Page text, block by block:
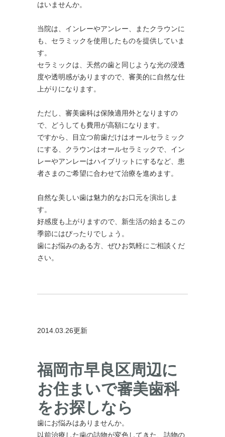
はいませんか。
当院は、インレーやアンレー、またクラウンに
も、セラミックを使用したものを提供していま
す。
セラミックは、天然の歯と同じような光の浸透
度や透明感がありますので、審美的に自然な仕
上がりになります。
ただし、審美歯科は保険適用外となりますの
で、どうしても費用が高額になります。
ですから、目立つ前歯だけはオールセラミック
にする、クラウンはオールセラミックで、イン
レーやアンレーはハイブリットにするなど、患
者さまのご希望に合わせて治療を進めます。
自然な美しい歯は魅力的なお口元を演出しま
す。
好感度も上がりますので、新生活の始まるこの
季節にはぴったりでしょう。
歯にお悩みのある方、ぜひお気軽にご相談くだ
さい。
2014.03.26更新
福岡市早良区周辺に
お住まいで審美歯科
をお探しなら
歯にお悩みはありませんか。
以前治療した歯の詰物が変色してきた、詰物の